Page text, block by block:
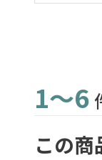
1～6
この商